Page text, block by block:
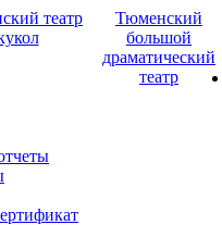
театр
Тюменский
большой
драматический
театр